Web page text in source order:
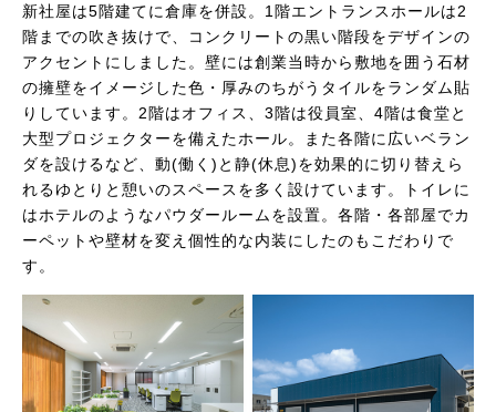
新社屋は5階建てに倉庫を併設。1階エントランスホールは2
階までの吹き抜けで、コンクリートの黒い階段をデザインの
アクセントにしました。壁には創業当時から敷地を囲う石材
の擁壁をイメージした色・厚みのちがうタイルをランダム貼
りしています。2階はオフィス、3階は役員室、4階は食堂と
大型プロジェクターを備えたホール。また各階に広いベラン
ダを設けるなど、動(働く)と静(休息)を効果的に切り替えら
れるゆとりと憩いのスペースを多く設けています。トイレに
はホテルのようなパウダールームを設置。各階・各部屋でカ
ーペットや壁材を変え個性的な内装にしたのもこだわりで
す。